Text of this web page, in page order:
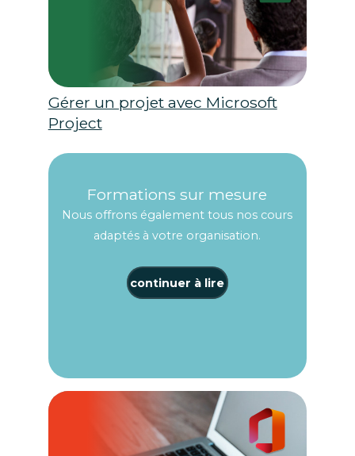
Gérer un projet avec Microsoft
Project
Formations sur mesure
Nous offrons également tous nos cours
adaptés à votre organisation.
continuer à lire